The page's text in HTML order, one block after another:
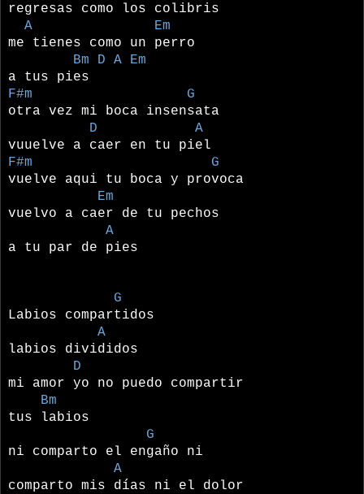
regresas como los colibris
A Em
me tienes como un perro
Bm D A Em
a tus pies
F#m G
otra vez mi boca insensata
D A
vuuelve a caer en tu piel
F#m G
vuelve aqui tu boca y provoca
Em
vuelvo a caer de tu pechos
A
a tu par de pies
G
Labios compartidos
A
labios divididos
D
mi amor yo no puedo compartir
Bm
tus labios
G
ni comparto el engaño ni
A
comparto mis días ni el dolor